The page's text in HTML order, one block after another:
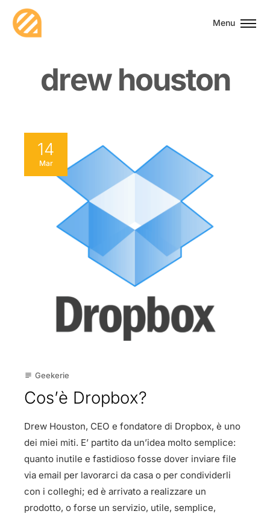
Menu
drew houston
14
Mar
subject Geekerie
Cos’è Dropbox?
Drew Houston, CEO e fondatore di Dropbox, è uno
dei miei miti. E’ partito da un’idea molto semplice:
quanto inutile e fastidioso fosse dover inviare file
via email per lavorarci da casa o per condividerli
con i colleghi; ed è arrivato a realizzare un
prodotto, o forse un servizio, utile, semplice,